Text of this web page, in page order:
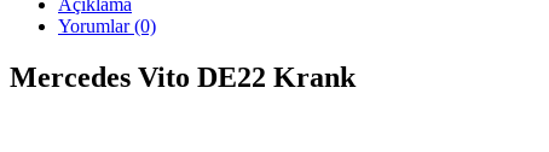
Açıklama
Yorumlar (0)
Mercedes Vito DE22 Krank